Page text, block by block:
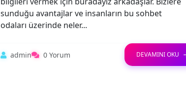
sunduğu avantajlar ve insanların bu sohbet
odaları üzerinde neler...
admin 0 Yorum DEVAMINI OKU